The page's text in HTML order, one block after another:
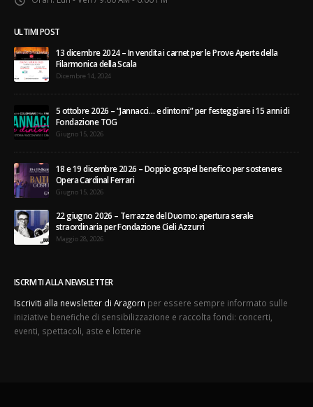
Filarmonica della Scala
Dicembre 14, 2024
Fondazione TOG
Giugno 15, 2026
Opera Cardinal Ferrari
Giugno 15, 2026
straordinaria per Fondazione Cieli Azzurri
Maggio 28, 2026
iniziative benefiche di sensibilizzazione e raccolta fondi: concerti,
eventi, spettacoli, aste e lotterie